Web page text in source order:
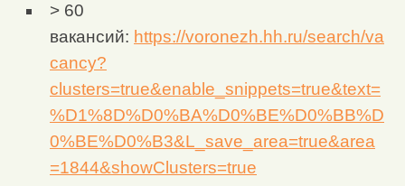
> 60
вакансий: https://voronezh.hh.ru/search/va
cancy?
clusters=true&enable_snippets=true&text=
%D1%8D%D0%BA%D0%BE%D0%BB%D
0%BE%D0%B3&L_save_area=true&area
=1844&showClusters=true